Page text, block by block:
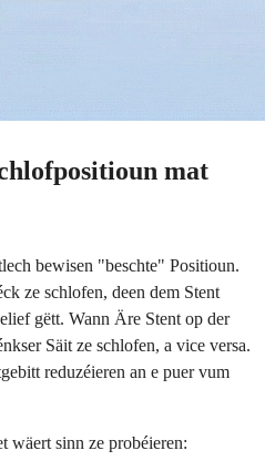
mat
bewisen "beschte" Positioun.
ze schlofen, deen dem Stent
gëtt. Wann Äre Stent op der
Säit ze schlofen, a vice versa.
reduzéieren an e puer vum
wäert sinn ze probéieren: